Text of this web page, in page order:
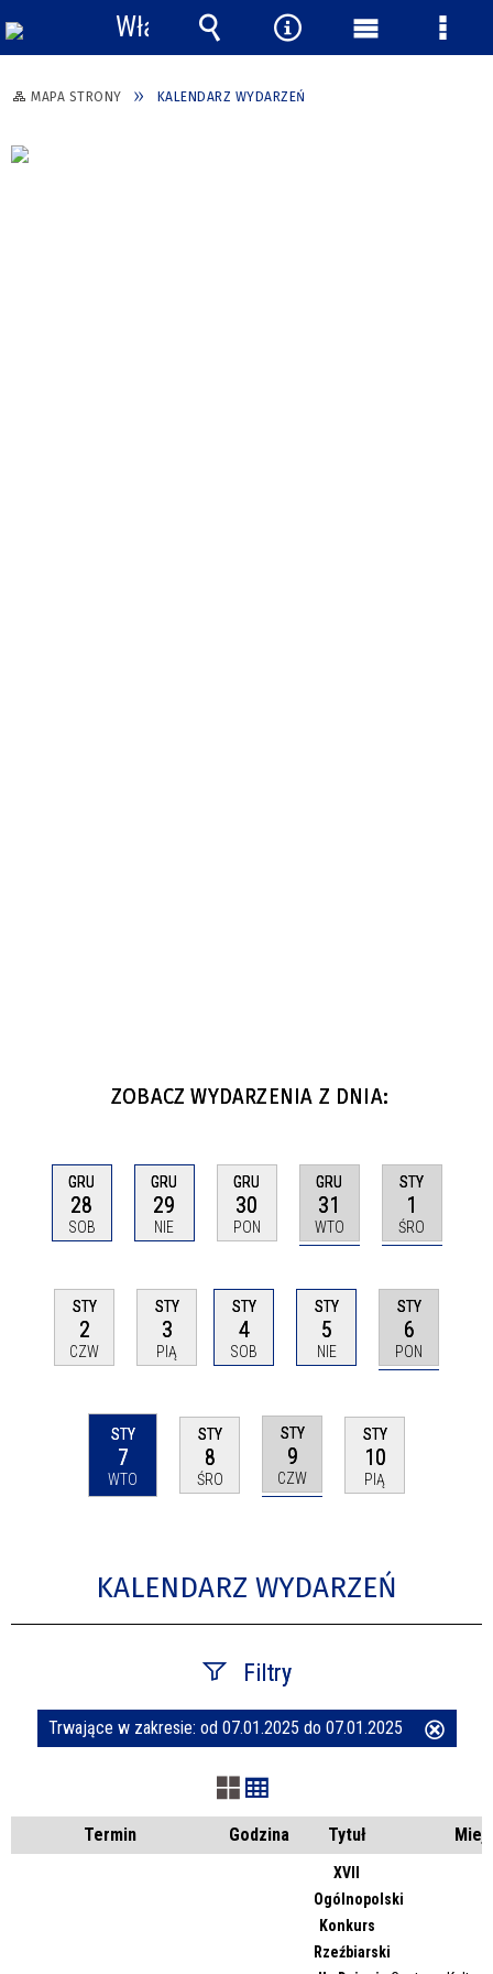
MAPA STRONY KALENDARZ WYDARZEŃ
ZOBACZ WYDARZENIA Z DNIA:
GRU
28
SOB
GRU
29
NIE
GRU
30
PON
GRU
31
WTO
STY
1
ŚRO
STY
2
CZW
STY
3
PIĄ
STY
4
SOB
STY
5
NIE
STY
6
PON
STY
7
WTO
STY
8
ŚRO
STY
9
CZW
STY
10
PIĄ
KALENDARZ WYDARZEŃ
Filtry
Szukana fraza
Kategoria
Trwające w zakresie: od 07.01.2025 do 07.01.2025
Termin Godzina Tytuł
XVII
Ogólnopolski
Konkurs
Rzeźbiarski
Włącz
powiadomienia
Wyszukiwarka
Narzędzia
Menu Menu